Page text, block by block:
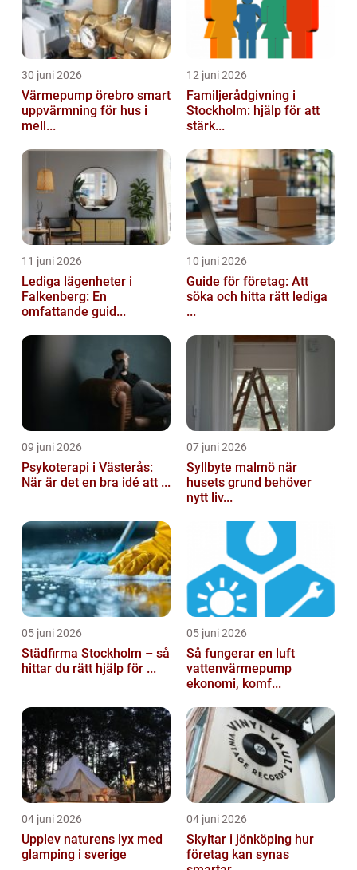
30 juni 2026
Värmepump örebro smart
uppvärmning för hus i
mell...
12 juni 2026
Familjerådgivning i
Stockholm: hjälp för att
stärk...
11 juni 2026
Lediga lägenheter i
Falkenberg: En
omfattande guid...
10 juni 2026
Guide för företag: Att
söka och hitta rätt lediga
...
09 juni 2026
Psykoterapi i Västerås:
När är det en bra idé att ...
07 juni 2026
Syllbyte malmö när
husets grund behöver
nytt liv...
05 juni 2026
Städfirma Stockholm – så
hittar du rätt hjälp för ...
05 juni 2026
Så fungerar en luft
vattenvärmepump
ekonomi, komf...
04 juni 2026
Upplev naturens lyx med
glamping i sverige
04 juni 2026
Skyltar i jönköping hur
företag kan synas